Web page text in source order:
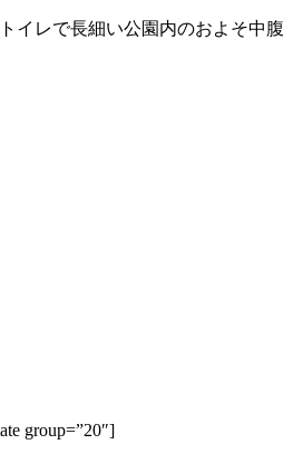
イレで長細い公園内のおよそ中腹
group=”20″]